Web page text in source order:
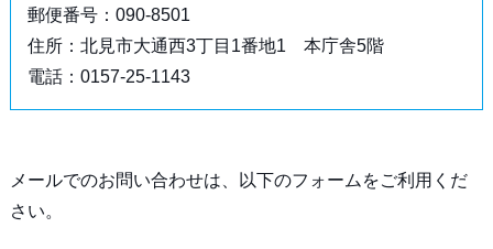
郵便番号：090-8501
住所：北見市大通西3丁目1番地1 本庁舎5階
電話：0157-25-1143
メールでのお問い合わせは、以下のフォームをご利用くだ
さい。